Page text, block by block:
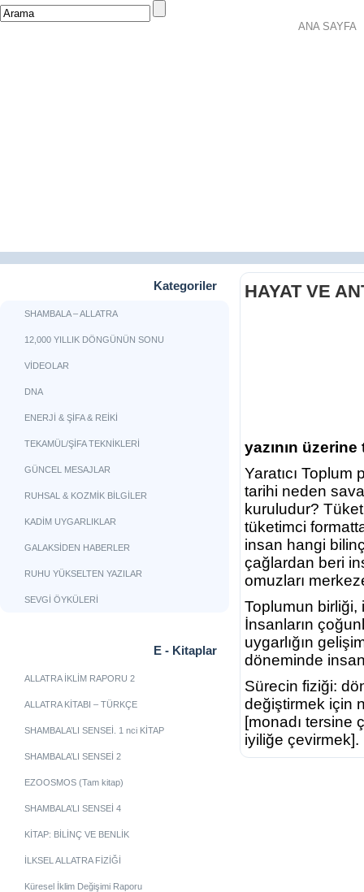
ANA SAYFA
HAYAT VE
yazının üzerine
Yaratıcı
tarihi neden
kuruludur?
tüketimci
insan hangi
çağlardan beri
omuzları
Toplumun birliği,
İnsanların
uygarlığın
döneminde
Sürecin fiziği:
değiştirmek için
[monadı tersine
iyiliğe çevirmek].
Kategoriler
SHAMBALA – ALLATRA
12,000 YILLIK DÖNGÜNÜN SONU
VİDEOLAR
DNA
ENERJİ & ŞİFA & REİKİ
TEKAMÜL/ŞİFA TEKNİKLERİ
GÜNCEL MESAJLAR
RUHSAL & KOZMİK BİLGİLER
KADİM UYGARLIKLAR
GALAKSİDEN HABERLER
RUHU YÜKSELTEN YAZILAR
SEVGİ ÖYKÜLERİ
E - Kitaplar
ALLATRA İKLİM RAPORU 2
ALLATRA KİTABI – TÜRKÇE
SHAMBALA’LI SENSEİ. 1 nci KİTAP
SHAMBALA’LI SENSEİ 2
EZOOSMOS (Tam kitap)
SHAMBALA’LI SENSEİ 4
KİTAP: BİLİNÇ VE BENLİK
İLKSEL ALLATRA FİZİĞİ
Küresel İklim Değişimi Raporu